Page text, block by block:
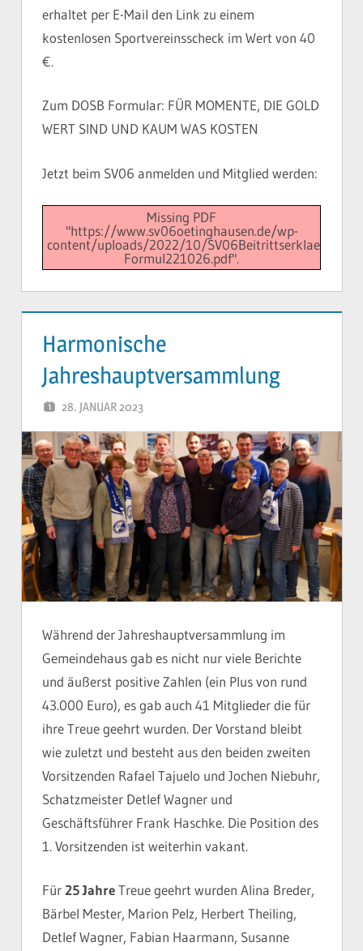
erhaltet per E-Mail den Link zu einem
kostenlosen Sportvereinsscheck im Wert von 40
€.
Zum DOSB Formular: FÜR MOMENTE, DIE GOLD
WERT SIND UND KAUM WAS KOSTEN
Jetzt beim SV06 anmelden und Mitglied werden:
Missing PDF
"https://www.sv06oetinghausen.de/wp-
content/uploads/2022/10/SV06Beitrittserklaerung-
Formul221026.pdf".
Harmonische
Jahreshauptversammlung
28. JANUAR 2023
Während der Jahreshauptversammlung im
Gemeindehaus gab es nicht nur viele Berichte
und äußerst positive Zahlen (ein Plus von rund
43.000 Euro), es gab auch 41 Mitglieder die für
ihre Treue geehrt wurden. Der Vorstand bleibt
wie zuletzt und besteht aus den beiden zweiten
Vorsitzenden Rafael Tajuelo und Jochen Niebuhr,
Schatzmeister Detlef Wagner und
Geschäftsführer Frank Haschke. Die Position des
1. Vorsitzenden ist weiterhin vakant.
Für25 JahreTreue geehrt wurden Alina Breder,
Bärbel Mester, Marion Pelz, Herbert Theiling,
Detlef Wagner, Fabian Haarmann, Susanne